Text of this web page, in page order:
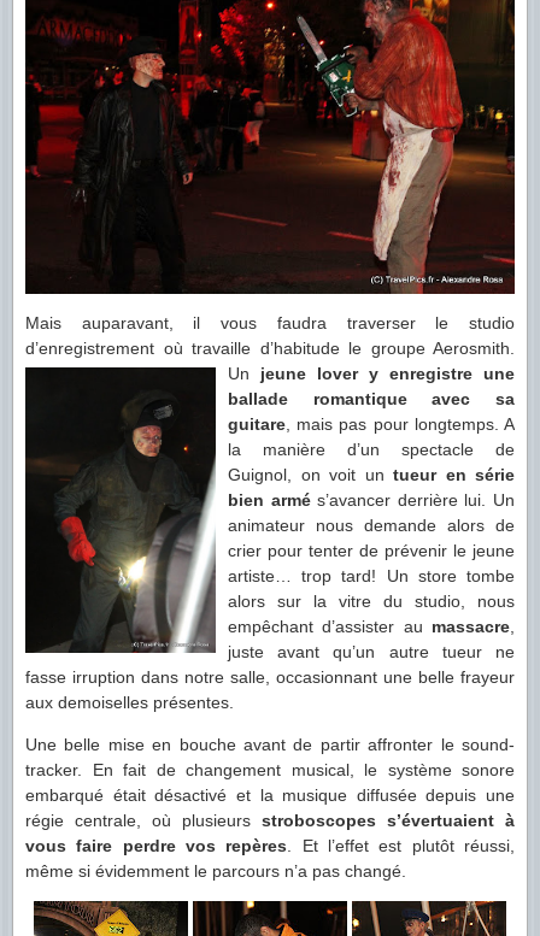
Mais auparavant, il vous faudra traverser le studio
d’enregistrement où travaille d’habitude le groupe Aerosmith.
Un jeune lover y enregistre une
ballade romantique avec sa
guitare , mais pas pour longtemps. A
la manière d’un spectacle de
Guignol, on voit un tueur en série
bien armés’avancer derrière lui. Un
animateur nous demande alors de
crier pour tenter de prévenir le jeune
artiste… trop tard! Un store tombe
alors sur la vitre du studio, nous
empêchant d’assister au massacre
juste avant qu’un autre tueur ne
fasse irruption dans notre salle, occasionnant une belle frayeur
aux demoiselles présentes.
Une belle mise en bouche avant de partir affronter le sound-
tracker. En fait de changement musical, le système sonore
embarqué était désactivé et la musique diffusée depuis une
régie centrale, où plusieurs stroboscopes s’évertuaient à
vous faire perdre vos repères . Et l’effet est plutôt réussi,
même si évidemment le parcours n’a pas changé.